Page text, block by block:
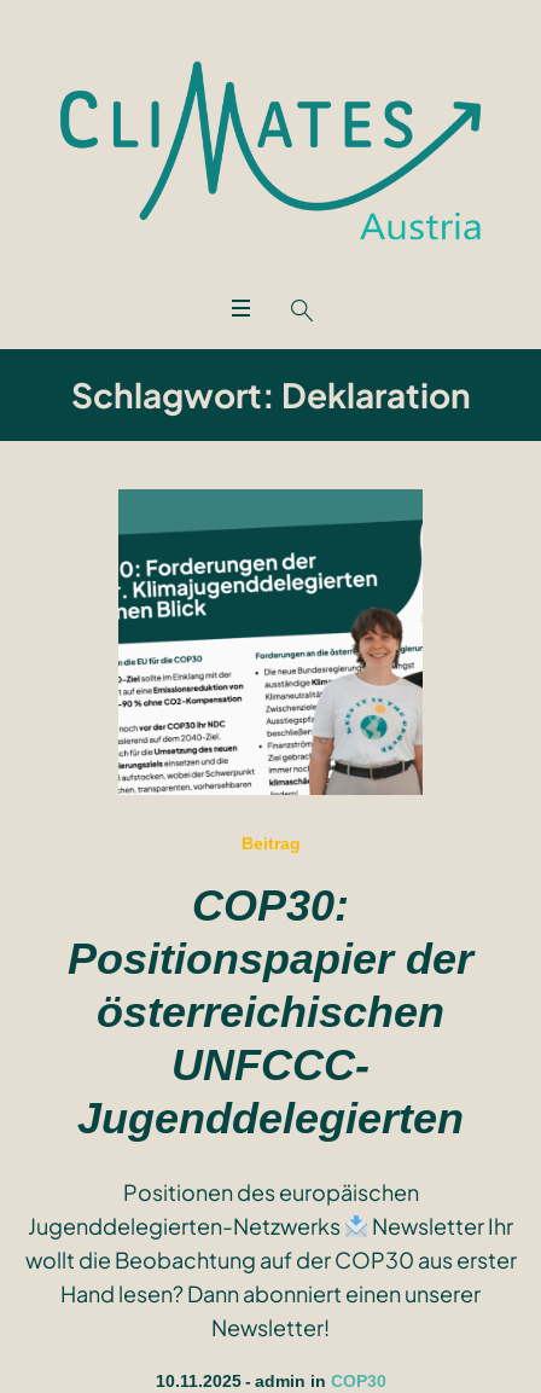
Schlagwort: Deklaration
Beitrag
COP30:
Positionspapier der
österreichischen
UNFCCC-
Jugenddelegierten
Positionen des europäischen
Jugenddelegierten-Netzwerks
Newsletter Ihr
wollt die Beobachtung auf der COP30 aus erster
Hand lesen? Dann abonniert einen unserer
Newsletter!
10.11.2025 admin in COP30